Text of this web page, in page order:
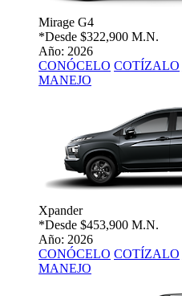
Mirage G4
*Desde $322,900 M.N.
Año: 2026
CONÓCELO COTÍZALO
MANEJO
Xpander
*Desde $453,900 M.N.
Año: 2026
CONÓCELO COTÍZALO
MANEJO